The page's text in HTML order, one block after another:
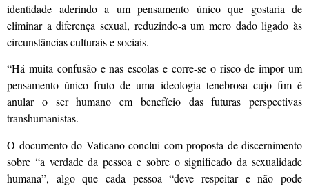
identidade aderindo a um pensamento único que gostaria de
eliminar a diferença sexual, reduzindo-a um mero dado ligado às
circunstâncias culturais e sociais.
“Há muita confusão e nas escolas e corre-se o risco de impor um
pensamento único fruto de uma ideologia tenebrosa cujo fim é
anular o ser humano em benefício das futuras perspectivas
transhumanistas.
O documento do Vaticano conclui com proposta de discernimento
sobre “a verdade da pessoa e sobre o significado da sexualidade
humana”, algo que cada pessoa “deve respeitar e não pode